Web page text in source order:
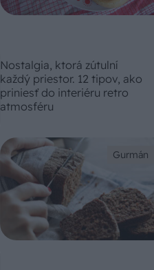
Nostalgia, ktorá zútulní
každý priestor. 12 tipov, ako
priniesť do interiéru retro
atmosféru
Gurmán